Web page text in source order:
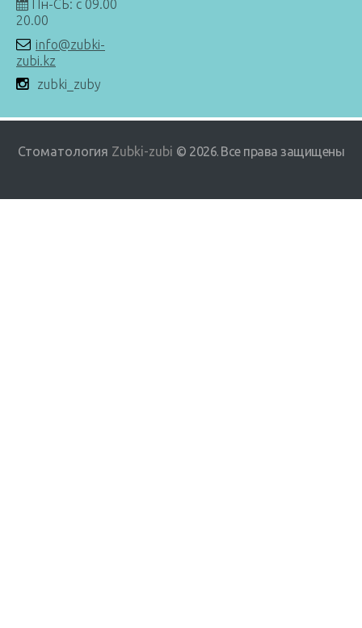
Пн-СБ: с 09.00
20.00
info@zubki-
zubi.kz
zubki_zuby
Стоматология Zubki-zubi © 2026. Все права защищены